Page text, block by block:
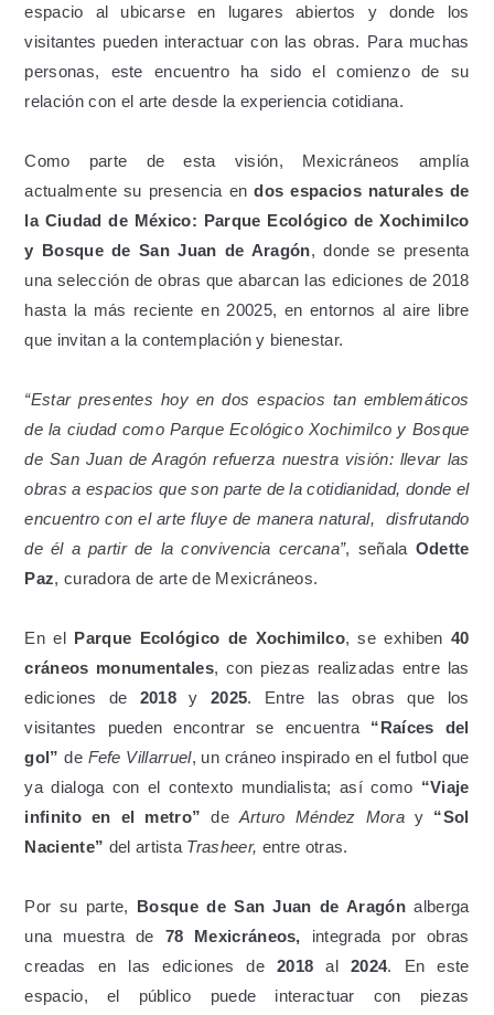
espacio al ubicarse en lugares abiertos y donde los
visitantes pueden interactuar con las obras. Para muchas
personas, este encuentro ha sido el comienzo de su
relación con el arte desde la experiencia cotidiana.
Como parte de esta visión, Mexicráneos amplía
actualmente su presencia endos espacios naturales de
la Ciudad de México: Parque Ecológico de Xochimilco
y Bosque de San Juan de Aragón, donde se presenta
una selección de obras que abarcan las ediciones de 2018
hasta la más reciente en 20025, en entornos al aire libre
que invitan a la contemplación y bienestar.
“Estar presentes hoy en dos espacios tan emblemáticos
de la ciudad como Parque Ecológico Xochimilco y Bosque
de San Juan de Aragón refuerza nuestra visión: llevar las
obras a espacios que son parte de la cotidianidad, donde el
encuentro con el arte fluye de manera natural, disfrutando
de él a partir de la convivencia cercana”, señala Odette
Paz, curadora de arte de Mexicráneos.
En el Parque Ecológico de Xochimilco, se exhiben 40
cráneos monumentales, con piezas realizadas entre las
ediciones de 2018y2025. Entre las obras que los
visitantes pueden encontrar se encuentra “Raíces del
gol” de Fefe Villarruel, un cráneo inspirado en el futbol que
ya dialoga con el contexto mundialista; así como “Viaje
infinito en el metro” de Arturo Méndez Moray “Sol
Naciente” del artista Trasheer, entre otras.
Por su parte, Bosque de San Juan de Aragón alberga
una muestra de 78 Mexicráneos, integrada por obras
creadas en las ediciones de 2018 al 2024. En este
espacio, el público puede interactuar con piezas